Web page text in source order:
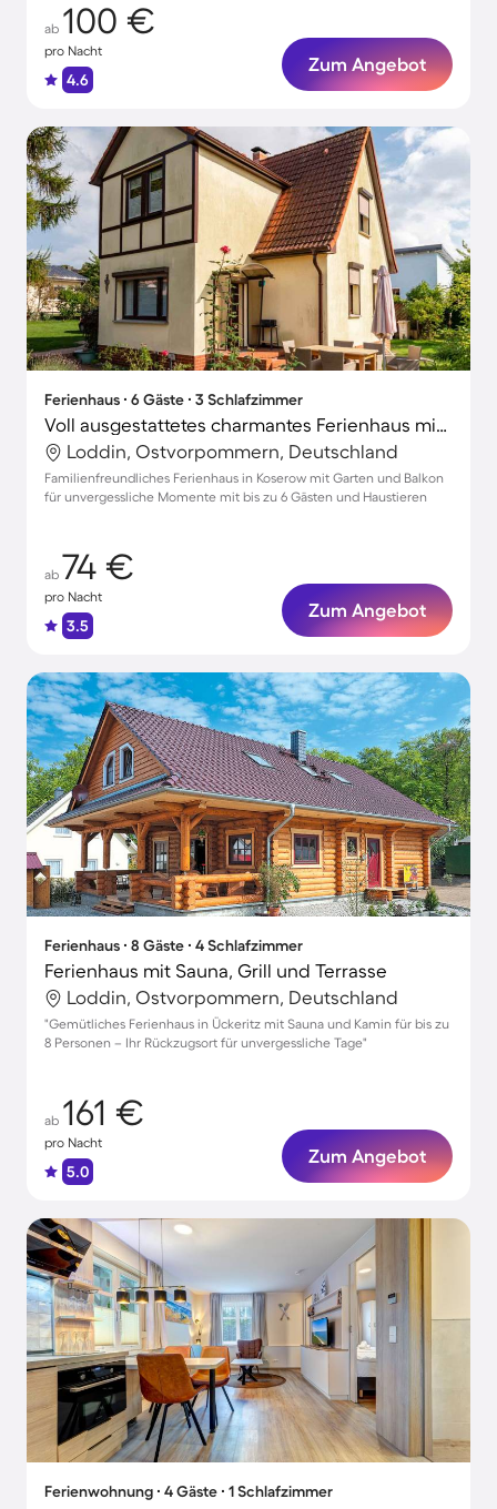
ab 100 €
pro Nacht
4.6
Zum Angebot
Ferienhaus ∙ 6 Gäste ∙ 3 Schlafzimmer
Voll ausgestattetes charmantes Ferienhaus mit Garten und Grill | Neben dem Strand | Hunde erlaubt
Loddin, Ostvorpommern, Deutschland
Familienfreundliches Ferienhaus in Koserow mit Garten und Balkon
für unvergessliche Momente mit bis zu 6 Gästen und Haustieren
ab 74 €
pro Nacht
3.5
Zum Angebot
Ferienhaus ∙ 8 Gäste ∙ 4 Schlafzimmer
Ferienhaus mit Sauna, Grill und Terrasse
Loddin, Ostvorpommern, Deutschland
"Gemütliches Ferienhaus in Ückeritz mit Sauna und Kamin für bis zu
8 Personen – Ihr Rückzugsort für unvergessliche Tage"
ab 161 €
pro Nacht
5.0
Zum Angebot
Ferienwohnung ∙ 4 Gäste ∙ 1 Schlafzimmer